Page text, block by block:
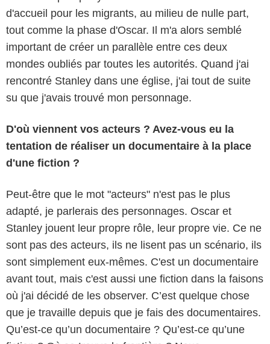
d'accueil pour les migrants, au milieu de nulle part,
tout comme la phase d'Oscar. Il m'a alors semblé
important de créer un parallèle entre ces deux
mondes oubliés par toutes les autorités. Quand j'ai
rencontré Stanley dans une église, j'ai tout de suite
su que j'avais trouvé mon personnage.
D'où viennent vos acteurs ? Avez-vous eu la
tentation de réaliser un documentaire à la place
d'une fiction ?
Peut-être que le mot "acteurs" n'est pas le plus
adapté, je parlerais des personnages. Oscar et
Stanley jouent leur propre rôle, leur propre vie. Ce ne
sont pas des acteurs, ils ne lisent pas un scénario, ils
sont simplement eux-mêmes. C'est un documentaire
avant tout, mais c'est aussi une fiction dans la faisons
où j'ai décidé de les observer. C’est quelque chose
que je travaille depuis que je fais des documentaires.
Qu’est-ce qu’un documentaire ? Qu’est-ce qu’une